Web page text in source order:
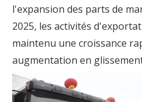
l'expansion des parts de
2025, les activités
maintenu une croissance
augmentation en